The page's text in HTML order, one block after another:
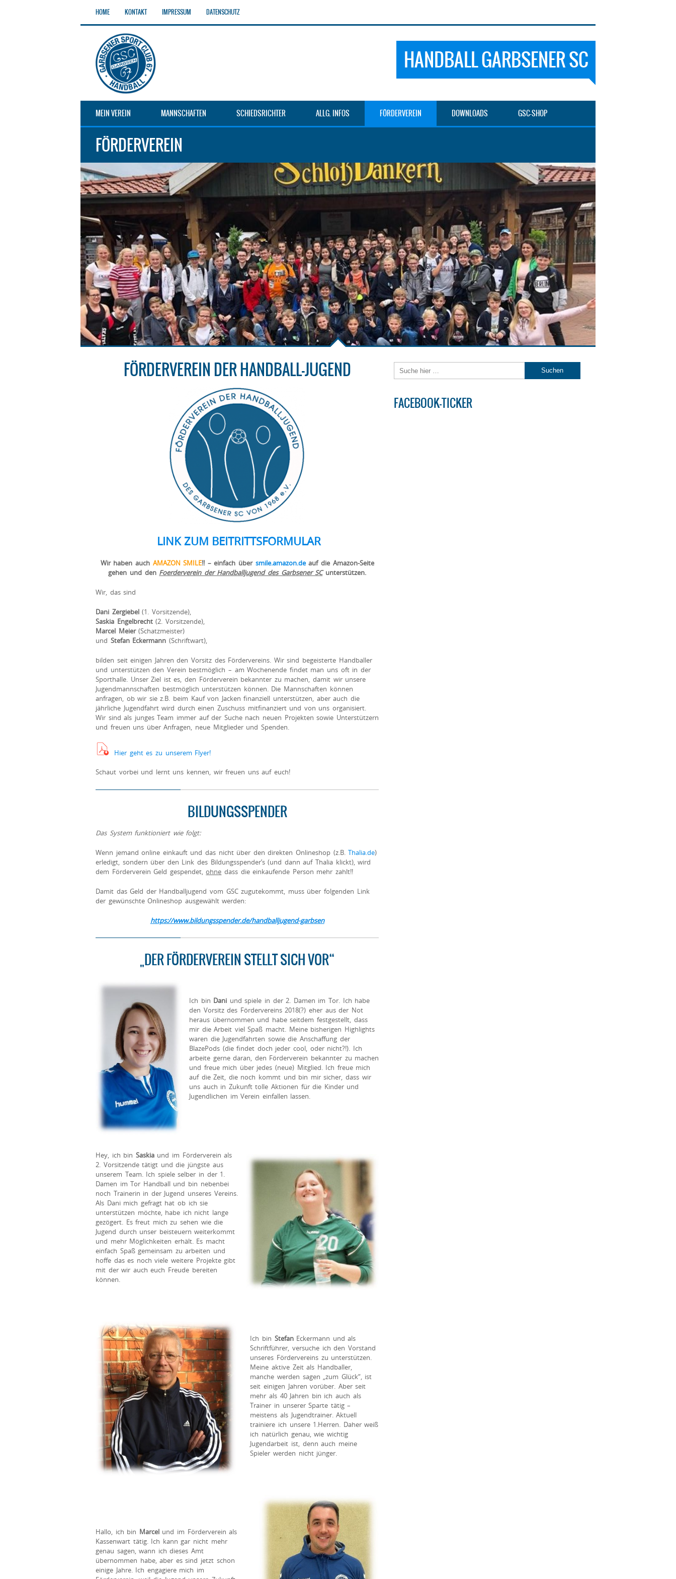
HOME KONTAKT IMPRESSUM DATENSCHUTZ
HANDBALL GARBSENER SC
MEIN VEREIN MANNSCHAFTEN SCHIEDSRICHTER ALLG. INFOS FÖRDERVEREIN DOWNLOADS GSC-SHOP
FÖRDERVEREIN
FÖRDERVEREIN DER HANDBALL-JUGEND
LINK ZUM BEITRITTSFORMULAR
Wir haben auch AMAZON SMILE!! – einfach über smile.amazon.deauf die Amazon-Seite
gehen und den Foerderverein der Handballjugend des Garbsener SCunterstützen.
Wir, das sind
Dani Zergiebel(1. Vorsitzende),
Saskia Engelbrecht(2. Vorsitzende),
Marcel Meier(Schatzmeister)
und Stefan Eckermann (Schriftwart),
bilden seit einigen Jahren den Vorsitz des Fördervereins. Wir sind begeisterte Handballer
und unterstützen den Verein bestmöglich – am Wochenende findet man uns oft in der
Sporthalle. Unser Ziel ist es, den Förderverein bekannter zu machen, damit wir unsere
Jugendmannschaften bestmöglich unterstützen können. Die Mannschaften können
anfragen, ob wir sie z.B. beim Kauf von Jacken finanziell unterstützen, aber auch die
jährliche Jugendfahrt wird durch einen Zuschuss mitfinanziert und von uns organisiert.
Wir sind als junges Team immer auf der Suche nach neuen Projekten sowie Unterstützern
und freuen uns über Anfragen, neue Mitglieder und Spenden.
Hier geht es zu unserem Flyer!
Schaut vorbei und lernt uns kennen, wir freuen uns auf euch!
BILDUNGSSPENDER
Das System funktioniert wie folgt:
Wenn jemand online einkauft und das nicht über den direkten Onlineshop (z.B.Thalia.de)
erledigt, sondern über den Link des Bildungsspender’s (und dann auf Thalia klickt), wird
dem Förderverein Geld gespendet,ohne dass die einkaufende Person mehr zahlt!!
Damit das Geld der Handballjugend vom GSC zugutekommt, muss über folgenden Link
der gewünschte Onlineshop ausgewählt werden:
https://www.bildungsspender.de/handballjugend-garbsen
„DER FÖRDERVEREIN STELLT SICH VOR“
Ich bin Dani und spiele in der 2. Damen im Tor. Ich habe
den Vorsitz des Fördervereins 2018(?) eher aus der Not
heraus übernommen und habe seitdem festgestellt, dass
mir die Arbeit viel Spaß macht. Meine bisherigen Highlights
waren die Jugendfahrten sowie die Anschaffung der
BlazePods (die findet doch jeder cool, oder nicht?!). Ich
arbeite gerne daran, den Förderverein bekannter zu machen
und freue mich über jedes (neue) Mitglied. Ich freue mich
auf die Zeit, die noch kommt und bin mir sicher, dass wir
uns auch in Zukunft tolle Aktionen für die Kinder und
Jugendlichen im Verein einfallen lassen.
Hey, ich bin Saskiaund im Förderverein als
2. Vorsitzende tätigt und die jüngste aus
unserem Team. Ich spiele selber in der 1.
Damen im Tor Handball und bin nebenbei
noch Trainerin in der Jugend unseres Vereins.
Als Dani mich gefragt hat ob ich sie
unterstützen möchte, habe ich nicht lange
gezögert. Es freut mich zu sehen wie die
Jugend durch unser beisteuern weiterkommt
und mehr Möglichkeiten erhält. Es macht
einfach Spaß gemeinsam zu arbeiten und
hoffe das es noch viele weitere Projekte gibt
mit der wir auch euch Freude bereiten
können.
Ich bin StefanEckermann und als
Schriftführer, versuche ich den Vorstand
unseres Fördervereins zu unterstützen.
Meine aktive Zeit als Handballer,
manche werden sagen „zum Glück“, ist
seit einigen Jahren vorüber. Aber seit
mehr als 40 Jahren bin ich auch als
Trainer in unserer Sparte tätig –
meistens als Jugendtrainer. Aktuell
trainiere ich unsere 1.Herren. Daher weiß
ich natürlich genau, wie wichtig
Jugendarbeit ist, denn auch meine
Spieler werden nicht jünger.
Hallo, ich bin Marcelund im Förderverein als
Kassenwart tätig. Ich kann gar nicht mehr
genau sagen, wann ich dieses Amt
übernommen habe, aber es sind jetzt schon
einige Jahre. Ich engagiere mich im
FACEBOOK-TICKER